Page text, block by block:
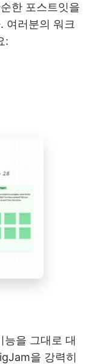
한 포스트잇을
여러분의 워크
:
을 그대로 대
을 강력히